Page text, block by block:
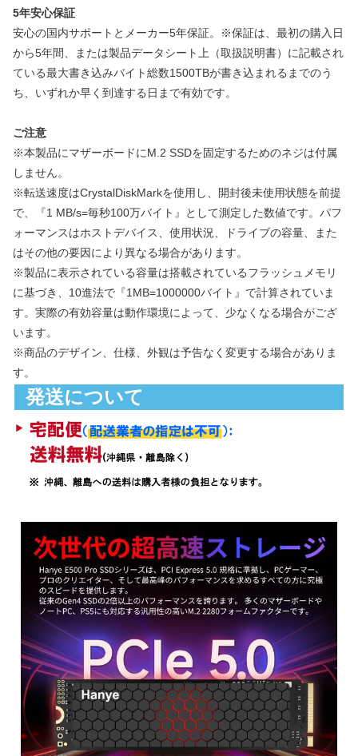
5年安心保証
安心の国内サポートとメーカー5年保証。※保証は、最初の購入日
から5年間、または製品データシート上（取扱説明書）に記載され
ている最大書き込みバイト総数1500TBが書き込まれるまでのう
ち、いずれか早く到達する日まで有効です。
ご注意
※本製品にマザーボードにM.2 SSDを固定するためのネジは付属
しません。
※転送速度はCrystalDiskMarkを使用し、開封後未使用状態を前提
で、『1 MB/s=毎秒100万バイト』として測定した数値です。パフ
ォーマンスはホストデバイス、使用状況、ドライブの容量、また
はその他の要因により異なる場合があります。
※製品に表示されている容量は搭載されているフラッシュメモリ
に基づき、10進法で『1MB=1000000バイト』で計算されていま
す。実際の有効容量は動作環境によって、少なくなる場合がござ
います。
※商品のデザイン、仕様、外観は予告なく変更する場合がありま
す。
発送について